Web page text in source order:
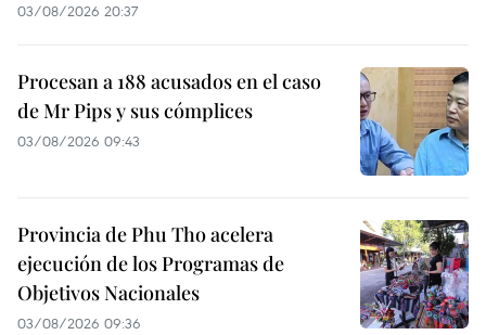
03/08/2026 20:37
Procesan a 188 acusados en el caso
de Mr Pips y sus cómplices
03/08/2026 09:43
Provincia de Phu Tho acelera
ejecución de los Programas de
Objetivos Nacionales
03/08/2026 09:36